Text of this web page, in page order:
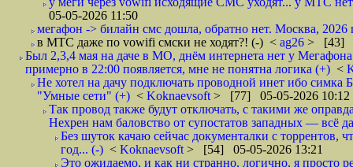
05-05-2026 11:50
мегафон -> билайн смс дошла, обратно нет. Москва, 2026
в МТС даже по vowifi смски не ходят?! (-) < ag26 > [43]
Был 2,3,4 мая на даче в МО, днём интернета нет у
примерно в 22:00 появляется, мне не понятна логика (+) <
Не хотел на дачу подключать проводной инет ибо симка
"Умные сети" (+) < Koknaevsoft > [77] 05-05-2026 10:12
Так провод также будут отключать, с такими же
Нехрен нам баловство от супостатов западных — всё
Без шуток качаю сейчас документалки с торрентов,
год... (-) < Koknaevsoft > [54] 05-05-2026 13:21
Это ожидаемо, и как ни странно, логично, я просто